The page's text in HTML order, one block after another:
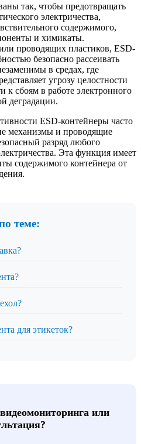
так, чтобы предотвращать
электричества,
содержимого,
и химикаты.
проводящих пластиков, ESD-
безопасно рассеивать
в средах, где
угрозу целостности
к сбоям в работе электронного
деградации.
ESD-контейнеры часто
механизмы и проводящие
разряд любого
Эта функция имеет
содержимого контейнера от
теме:
для этикеток?
или